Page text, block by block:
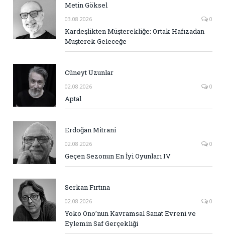
Metin Göksel
03.08.2026 0
Kardeşlikten Müşterekliğe: Ortak Hafızadan
Müşterek Geleceğe
Cüneyt Uzunlar
02.08.2026 0
Aptal
Erdoğan Mitrani
02.08.2026 0
Geçen Sezonun En İyi Oyunları IV
Serkan Fırtına
02.08.2026 0
Yoko Ono’nun Kavramsal Sanat Evreni ve
Eylemin Saf Gerçekliği